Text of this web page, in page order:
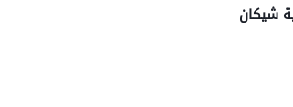
شيكان